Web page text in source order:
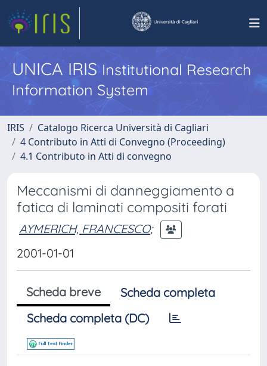
UNICA IRISInstitutional Research
Information System
IRIS
Catalogo Ricerca Università di Cagliari
4 Contributo in Atti di Convegno (Proceeding)
4.1 Contributo in Atti di convegno
Meccanismi di danneggiamento a
fatica di laminati compositi forati
AYMERICH, FRANCESCO;
2001-01-01
Scheda breve
Scheda completa
Scheda completa (DC)